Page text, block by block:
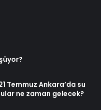
Temmuz Ankara’da su
ne zaman gelecek?